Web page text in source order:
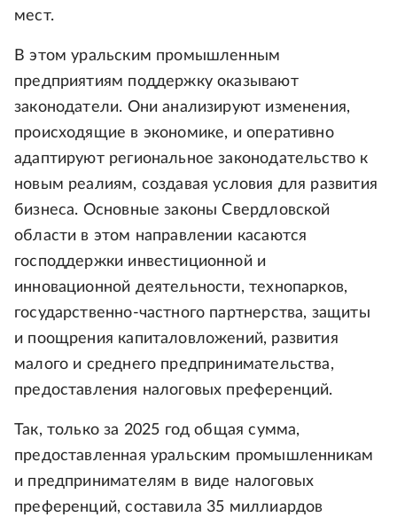
мест.
В этом уральским промышленным
предприятиям поддержку оказывают
законодатели. Они анализируют изменения,
происходящие в экономике, и оперативно
адаптируют региональное законодательство к
новым реалиям, создавая условия для развития
бизнеса. Основные законы Свердловской
области в этом направлении касаются
господдержки инвестиционной и
инновационной деятельности, технопарков,
государственно-частного партнерства, защиты
и поощрения капиталовложений, развития
малого и среднего предпринимательства,
предоставления налоговых преференций.
Так, только за 2025 год общая сумма,
предоставленная уральским промышленникам
и предпринимателям в виде налоговых
преференций, составила 35 миллиардов